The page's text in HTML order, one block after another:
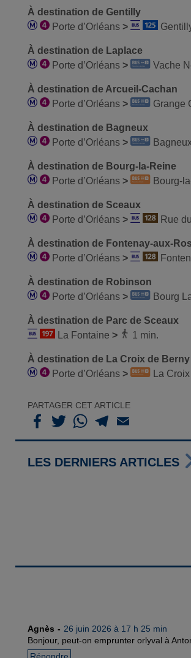
À destination de Gentilly
Porte d’Orléans >
À destination de Laplace
Porte d’Orléans > Vache
À destination de Arcueil-Cachan
Porte d’Orléans > Grange
À destination de Bagneux
Porte d’Orléans >
À destination de Bourg-la-Reine
Porte d’Orléans > Bourg-
À destination de Sceaux
Porte d’Orléans > Rue
À destination de Fontenay-aux-
Porte d’Orléans >
À destination de Robinson
Porte d’Orléans > Bourg
À destination de Parc de Sceaux
La Fontaine > 1 min.
À destination de La Croix de Berny
Porte d’Orléans > La
PARTAGER CET ARTICLE
LES DERNIERS ARTICLES
Agnès
26 juin 2026 à 17 h 25 min
Bonjour, peut-on emprunter orlyval à